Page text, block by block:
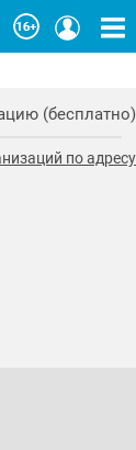
(бесплатно)
по адресу